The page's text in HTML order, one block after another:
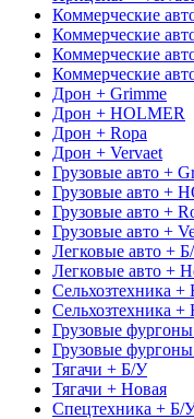
Коммерческие
Коммерческие
Коммерческие
Коммерческие
Дрон + Grimme
Дрон + HOLMER
Дрон + Ropa
Дрон + Vervaet
Грузовые авто +
Грузовые авто +
Грузовые авто +
Грузовые авто +
Легковые авто +
Легковые авто +
Сельхозтехника +
Сельхозтехника +
Грузовые
Грузовые
Тягачи + Б/У
Тягачи + Новая
Спецтехника + Б/